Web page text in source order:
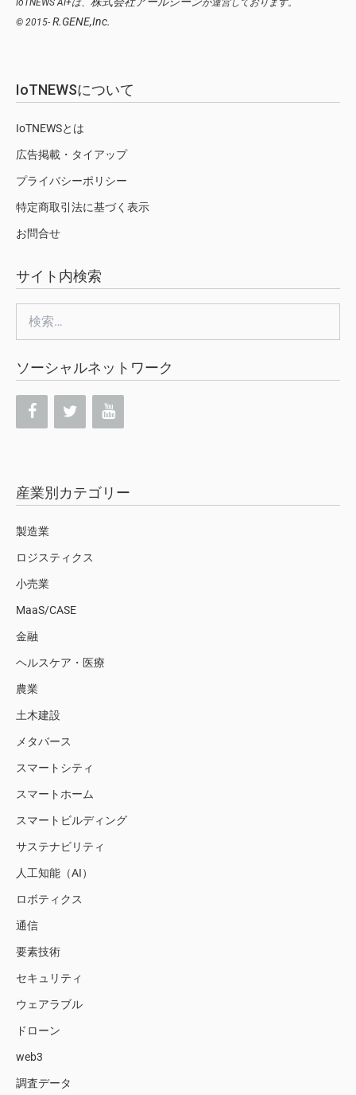
IoTNEWS AI+は、
が運営しております。
© 2015- R.GENE,Inc.
IoTNEWSについて
IoTNEWSとは
広告掲載・タイアップ
プライバシーポリシー
特定商取引法に基づく表示
お問合せ
サイト内検索
索:
ソーシャルネットワーク
産業別カテゴリー
製造業
ロジスティクス
小売業
MaaS/CASE
金融
ヘルスケア・医療
農業
土木建設
メタバース
スマートシティ
スマートホーム
スマートビルディング
サステナビリティ
人工知能（AI）
ロボティクス
通信
要素技術
セキュリティ
ウェアラブル
ドローン
web3
調査データ